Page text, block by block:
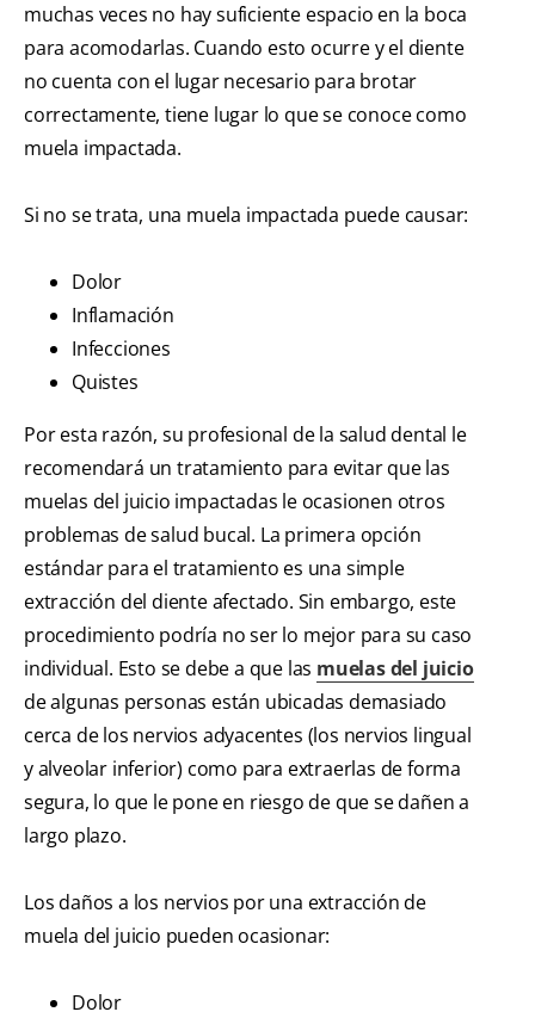
muchas veces no hay suficiente espacio en la boca
para acomodarlas. Cuando esto ocurre y el diente
no cuenta con el lugar necesario para brotar
correctamente, tiene lugar lo que se conoce como
muela impactada.
Si no se trata, una muela impactada puede causar:
Dolor
Inflamación
Infecciones
Quistes
Por esta razón, su profesional de la salud dental le
recomendará un tratamiento para evitar que las
muelas del juicio impactadas le ocasionen otros
problemas de salud bucal. La primera opción
estándar para el tratamiento es una simple
extracción del diente afectado. Sin embargo, este
procedimiento podría no ser lo mejor para su caso
individual. Esto se debe a que las muelas del juicio
de algunas personas están ubicadas demasiado
cerca de los nervios adyacentes (los nervios lingual
y alveolar inferior) como para extraerlas de forma
segura, lo que le pone en riesgo de que se dañen a
largo plazo.
Los daños a los nervios por una extracción de
muela del juicio pueden ocasionar:
Dolor